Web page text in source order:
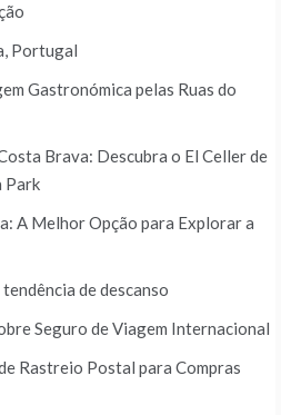
Portugal
Gastronómica pelas Ruas do
Brava: Descubra o El Celler de
Park
A Melhor Opção para Explorar a
de descanso
Seguro de Viagem Internacional
Rastreio Postal para Compras